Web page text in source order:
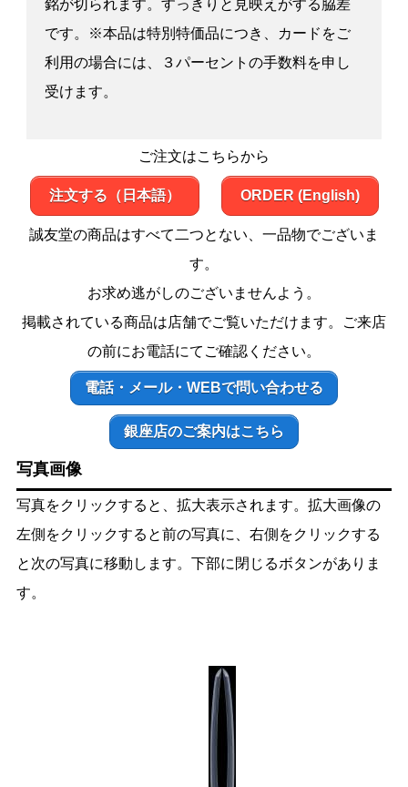
銘が切られます。すっきりと見映えがする脇差
です。※本品は特別特価品につき、カードをご
利用の場合には、３パーセントの手数料を申し
受けます。
ご注文はこちらから
注文する（日本語） ORDER (English)
誠友堂の商品はすべて二つとない、一品物でございま
す。
お求め逃がしのございませんよう。
掲載されている商品は店舗でご覧いただけます。ご来店
の前にお電話にてご確認ください。
電話・メール・WEBで問い合わせる
銀座店のご案内はこちら
写真画像
写真をクリックすると、拡大表示されます。拡大画像の
左側をクリックすると前の写真に、右側をクリックする
と次の写真に移動します。下部に閉じるボタンがありま
す。